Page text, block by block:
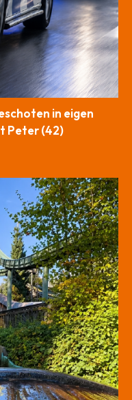
in eigen
Peter (42)